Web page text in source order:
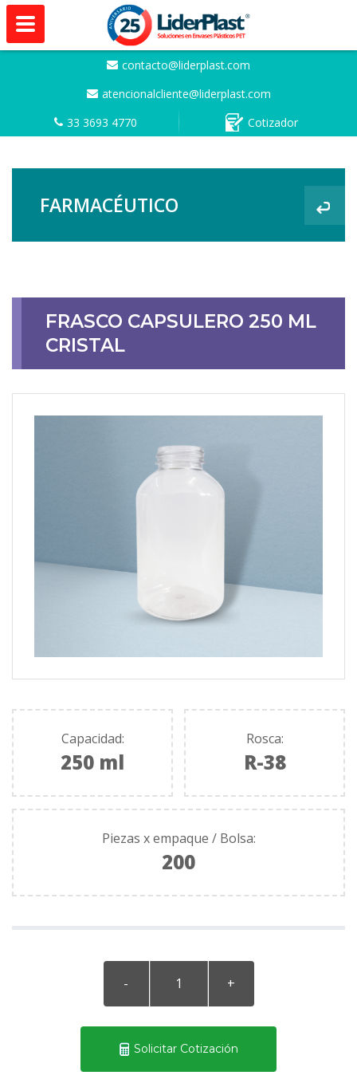
contacto@liderplast.com
atencionalcliente@liderplast.com
33 3693 4770
Cotizador
FARMACÉUTICO
FRASCO CAPSULERO 250 ML
CRISTAL
Capacidad:
250 ml
Rosca:
R-38
Piezas x empaque / Bolsa:
200
Solicitar Cotización